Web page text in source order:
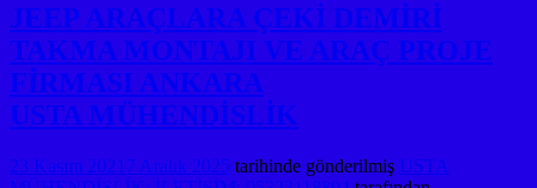
JEEP ARAÇLARA ÇEKİ DEMİRİ
TAKMA MONTAJI VE ARAÇ PROJE
FİRMASI ANKARA
USTA MÜHENDİSLİK
23 Kasım 2021 7 Aralık 2025 tarihinde gönderilmiş USTA